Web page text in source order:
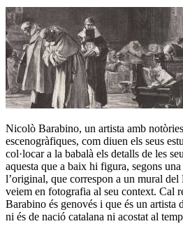
Nicolò Barabino, un artista amb
escenogràfiques, com diuen els seus
col·locar a la babalà els detalls de les
aquesta que a baix hi figura, segons
l’original, que correspon a un mural
veiem en fotografia al seu context. Cal
Barabino és genovés i que és un
ni és de nació catalana ni acostat al